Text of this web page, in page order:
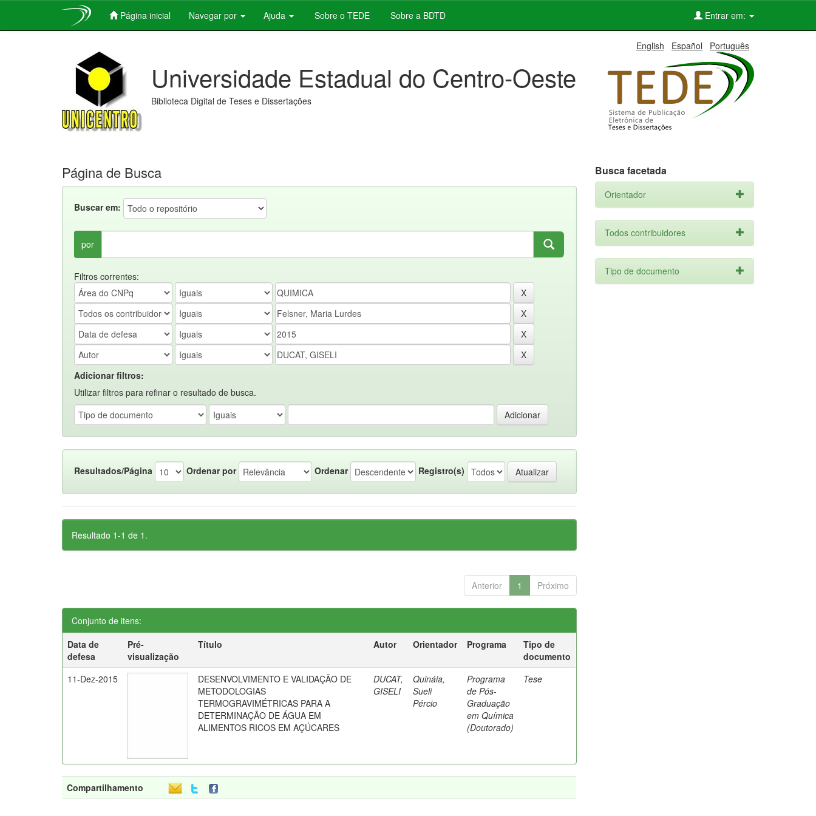
Página inicial Navegar por Ajuda Sobre o TEDE Sobre a BDTD Entrar em:
English Español Português
Universidade Estadual do Centro-Oeste
Biblioteca Digital de Teses e Dissertações
Página de Busca
Buscar em:
por
Filtros correntes:
Adicionar filtros:
Utilizar filtros para refinar o resultado de busca.
Resultados/Página Ordenar por Ordenar Registro(s)
Resultado 1-1 de 1.
Anterior 1 Próximo
Conjunto de itens:
Data de
defesa
Pré-
visualização
Título Autor Orientador Programa
Tipo de
documento
11-Dez-2015
DESENVOLVIMENTO E VALIDAÇÃO DE
METODOLOGIAS
TERMOGRAVIMÉTRICAS PARA A
DETERMINAÇÃO DE ÁGUA EM
ALIMENTOS RICOS EM AÇÚCARES
DUCAT,
GISELI
Quináia,
Sueli
Pércio
Programa
de Pós-
Graduação
em Química
(Doutorado)
Tese
Compartilhamento
Busca facetada
Orientador
Todos contribuidores
Tipo de documento